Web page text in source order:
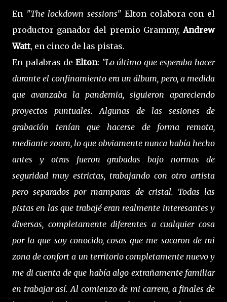
En "The lockdown sessions" Elton colabora con el
productor ganador del premio Grammy,Andrew
Watt, en cinco de las pistas.
En palabras de Elton: "Lo último que esperaba hacer
durante el confinamiento era un álbum, pero, a medida
que avanzaba la pandemia, siguieron apareciendo
proyectos puntuales. Algunas de las sesiones de
grabación tenían que hacerse de forma remota,
mediante zoom, lo que obviamente nunca había hecho
antes y otras fueron grabadas bajo normas de
seguridad muy estrictas, trabajando con otro artista
pero separados por mamparas de cristal. Todas las
pistas en las que trabajé eran realmente interesantes y
diversas, completamente diferentes a cualquier cosa
por la que soy conocido, cosas que me sacaron de mi
zona de confort a un territorio completamente nuevo y
me di cuenta de que había algo extrañamente familiar
en trabajar así. Al comienzo de mi carrera, a finales de